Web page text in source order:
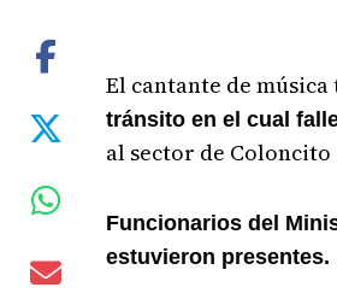
El cantante de
tránsito en el cual
al sector de
Funcionarios del
estuvieron presentes.